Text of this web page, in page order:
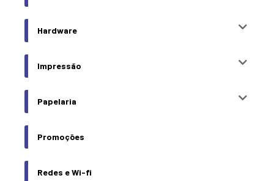
Hardware
Impressão
Papelaria
Promoções
Redes e Wi-fi